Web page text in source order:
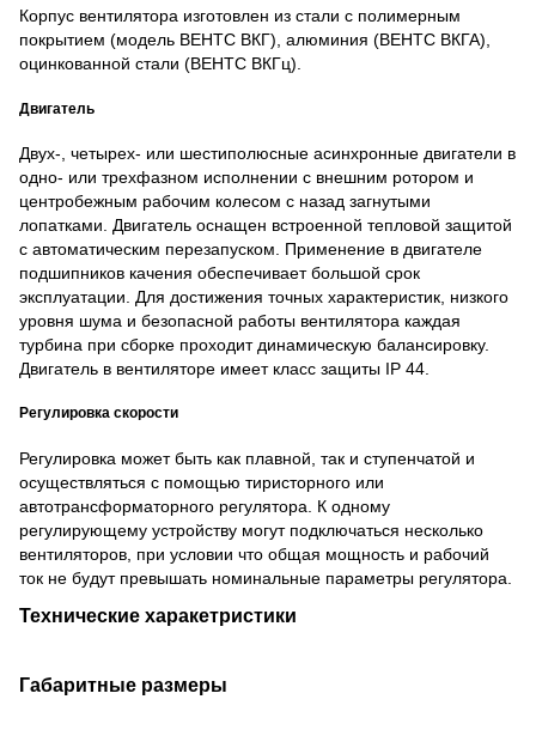
Корпус вентилятора изготовлен из стали с полимерным
покрытием (модель ВЕНТС ВКГ), алюминия (ВЕНТС ВКГА),
оцинкованной стали (ВЕНТС ВКГц).
Двигатель
Двух-, четырех- или шестиполюсные асинхронные двигатели в
одно- или трехфазном исполнении с внешним ротором и
центробежным рабочим колесом с назад загнутыми
лопатками. Двигатель оснащен встроенной тепловой защитой
с автоматическим перезапуском. Применение в двигателе
подшипников качения обеспечивает большой срок
эксплуатации. Для достижения точных характеристик, низкого
уровня шума и безопасной работы вентилятора каждая
турбина при сборке проходит динамическую балансировку.
Двигатель в вентиляторе имеет класс защиты IP 44.
Регулировка скорости
Регулировка может быть как плавной, так и ступенчатой и
осуществляться с помощью тиристорного или
автотрансформаторного регулятора. К одному
регулирующему устройству могут подключаться несколько
вентиляторов, при условии что общая мощность и рабочий
ток не будут превышать номинальные параметры регулятора.
Технические харакетристики
Габаритные размеры